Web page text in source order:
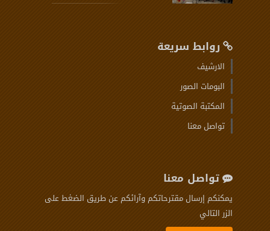
روابط سريعة
الارشيف
البومات الصور
المكتبة الصوتية
تواصل معنا
تواصل معنا
يمكنكم إرسال مقترحاتكم وآرائكم عن طريق الضغط على
الزر التالي